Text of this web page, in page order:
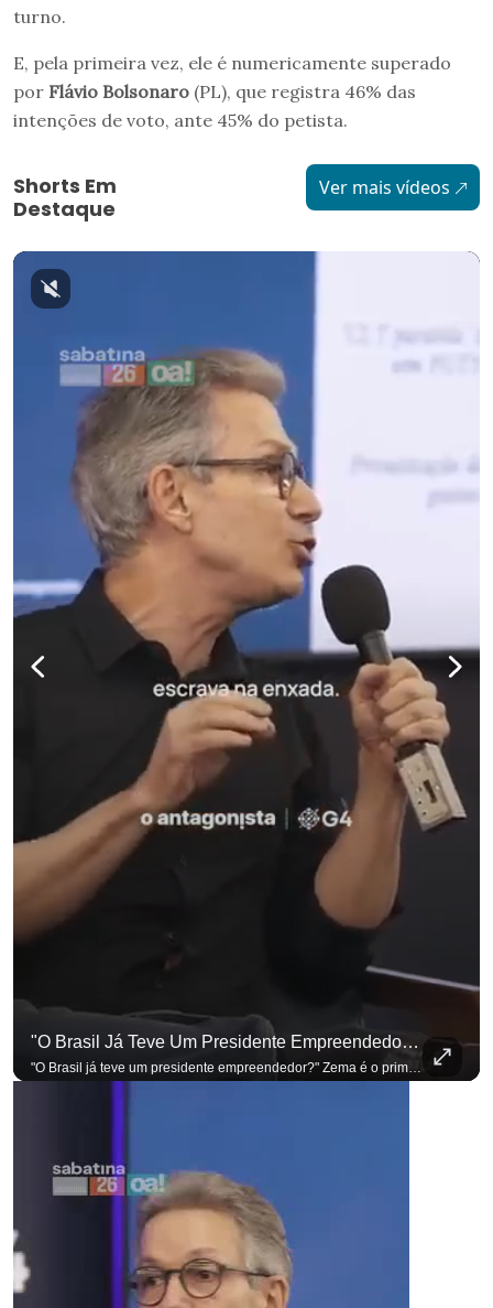
turno.
E, pela primeira vez, ele é numericamente superado
por Flávio Bolsonaro (PL), que registra 46% das
intenções de voto, ante 45% do petista.
Shorts Em
Destaque
Ver mais vídeos
"O Brasil Já Teve Um Presidente Empreendedor?"
"O Brasil já teve um presidente empreendedor?" Zema é o primeiro a sentar na cadeira. Outros três presidenciáveis ainda vão passar por ela. A Sabatina Presidencial está no ar, com perguntas que vieram de uma pesquisa inédita com empresários. Acompanhe AO VIVO no YouTube do G4 Business. Se você busca informação com credibilidade, inscreva-se agora e ative o